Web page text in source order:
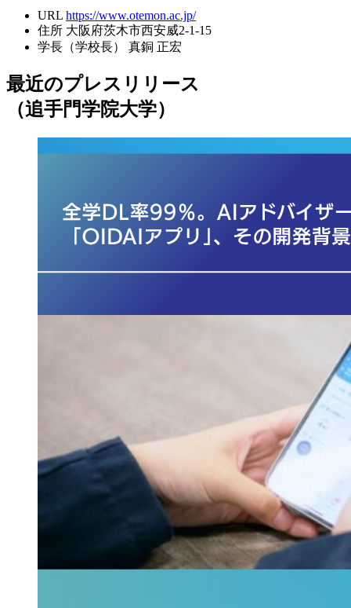
URL https://www.otemon.ac.jp/
住所 大阪府茨木市西安威2-1-15
学長（学校長）
真銅 正宏
最近のプレスリリース
（追手門学院大学）